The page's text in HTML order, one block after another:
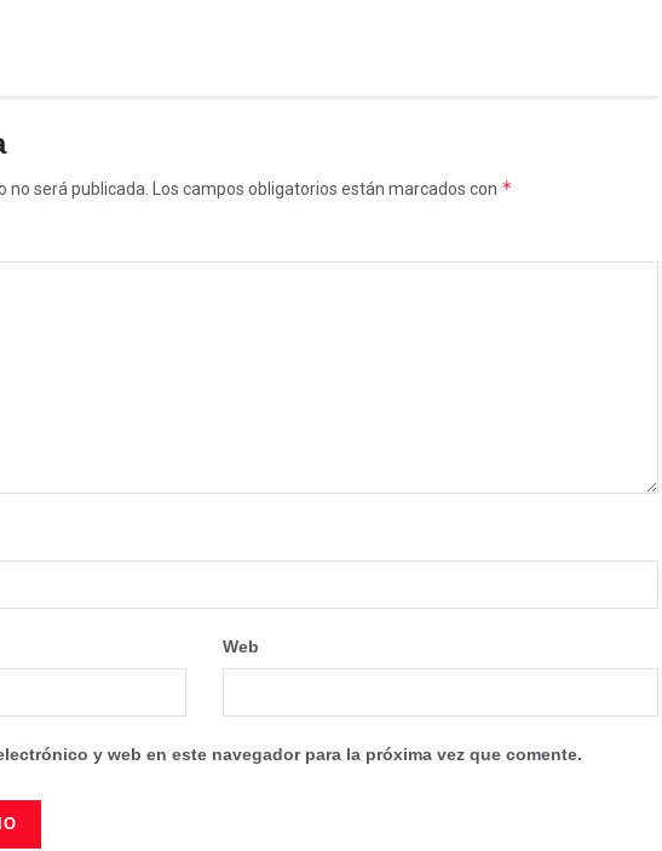
no será publicada. Los campos obligatorios están marcados con *
Web
y web en este navegador para la próxima vez que comente.